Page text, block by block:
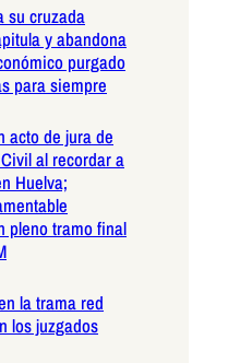
su cruzada
y abandona
purgado
para siempre
acto de jura de
al recordar a
Huelva;
pleno tramo final
la trama red
los juzgados